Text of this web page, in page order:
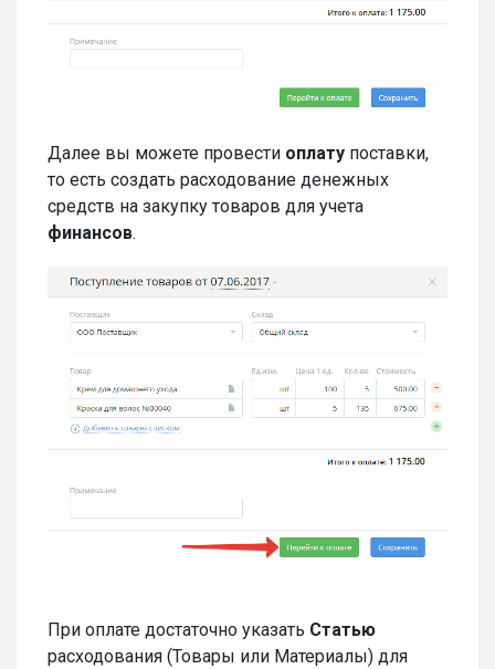
Далее вы можете провести оплату поставки,
то есть создать расходование денежных
средств на закупку товаров для учета
финансов.
При оплате достаточно указать Статью
расходования (Товары или Материалы) для